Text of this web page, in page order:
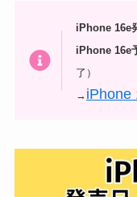
iPhone 16e
iPhone 16e
了）
→ iPhone